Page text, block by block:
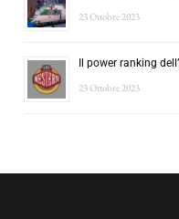
23 Ottobre 2023
Il power ranking
23 Ottobre 2023